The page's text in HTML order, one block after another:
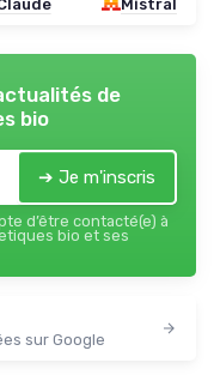
Mistral
de
bio
➔ Je m'inscris
d’être contacté(e) à
bio et ses
sur Google